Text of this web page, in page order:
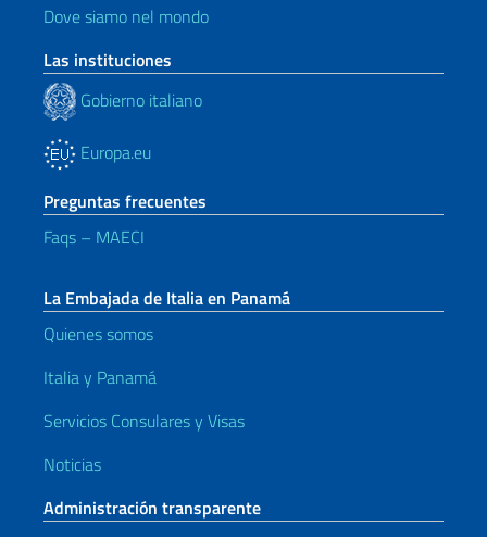
Dove siamo nel mondo
Las instituciones
Gobierno italiano
Europa.eu
Preguntas frecuentes
Faqs – MAECI
La Embajada de Italia en Panamá
Quienes somos
Italia y Panamá
Servicios Consulares y Visas
Noticias
Administración transparente